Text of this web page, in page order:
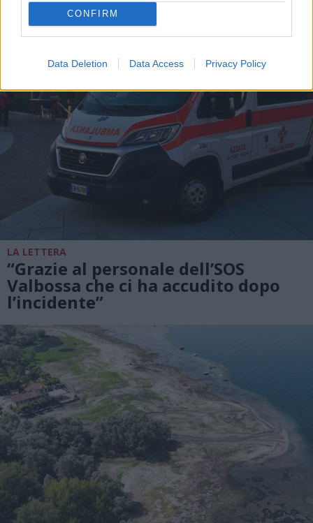
CONFIRM
Data Deletion Data Access Privacy Policy
LA LETTERA
“Grazie al personale dell’SOS
Valbossa che ci ha accudito dopo
l’incidente”